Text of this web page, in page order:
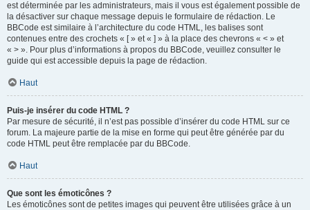
est déterminée par les administrateurs, mais il vous est également possible de
la désactiver sur chaque message depuis le formulaire de rédaction. Le
BBCode est similaire à l’architecture du code HTML, les balises sont
contenues entre des crochets « [ » et « ] » à la place des chevrons « < » et
« > ». Pour plus d’informations à propos du BBCode, veuillez consulter le
guide qui est accessible depuis la page de rédaction.
Haut
Puis-je insérer du code HTML ?
Par mesure de sécurité, il n’est pas possible d’insérer du code HTML sur ce
forum. La majeure partie de la mise en forme qui peut être générée par du
code HTML peut être remplacée par du BBCode.
Haut
Que sont les émoticônes ?
Les émoticônes sont de petites images qui peuvent être utilisées grâce à un